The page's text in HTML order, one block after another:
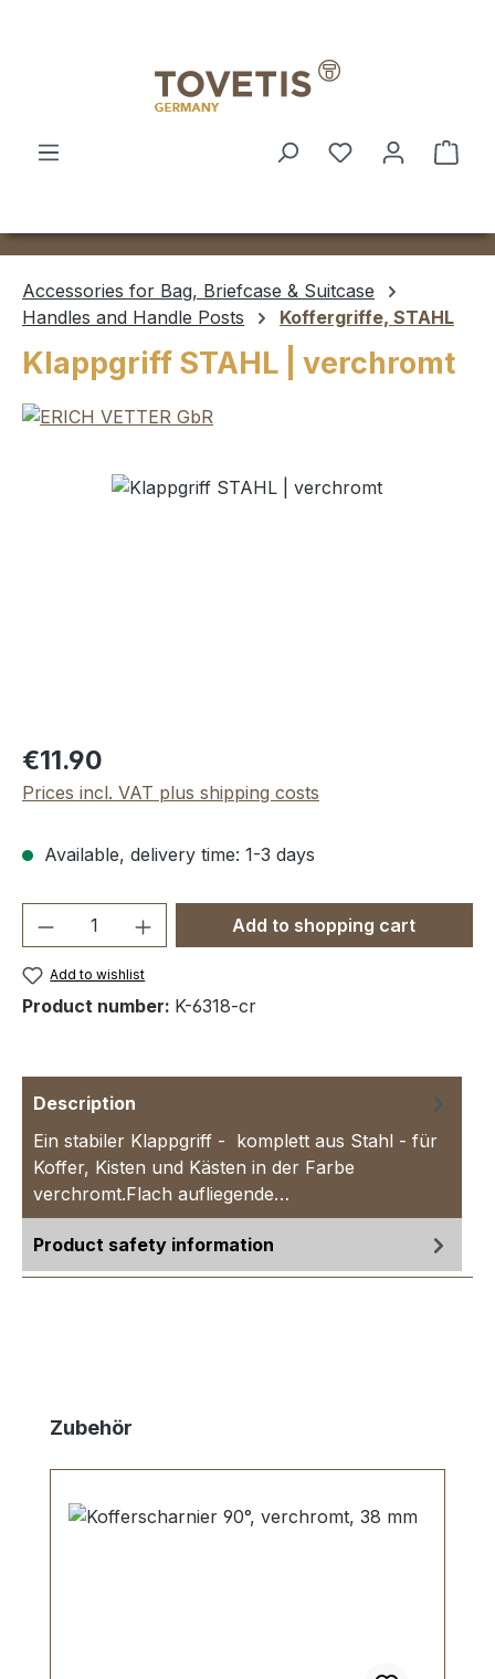
Accessories for Bag, Briefcase & Suitcase
Handles and Handle Posts
Koffergriffe, STAHL
Klappgriff STAHL | verchromt
Skip image gallery
Regular price:
€11.90
Prices incl. VAT plus shipping costs
Available, delivery time: 1-3 days
Product Quantity: Enter the desired
Add to shopping cart
Add to wishlist
Product number: K-6318-cr
Description
Ein stabiler Klappgriff - komplett aus Stahl - für
Koffer, Kisten und Kästen in der Farbe
verchromt.Flach aufliegende…
Product safety information
Skip product gallery
Zubehör